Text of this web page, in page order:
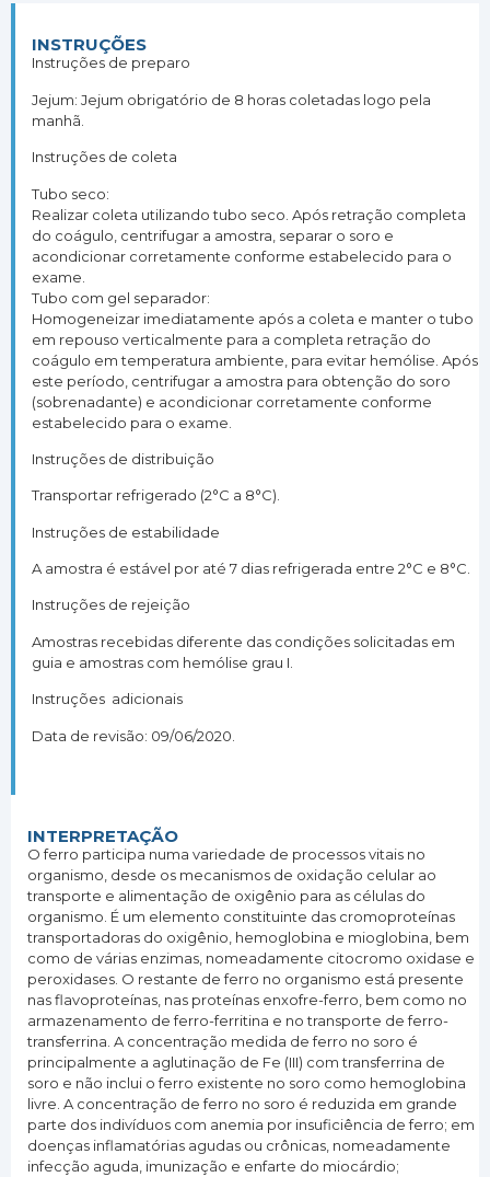
INSTRUÇÕES
Instruções de preparo
Jejum: Jejum obrigatório de 8 horas coletadas logo pela
manhã.
Instruções de coleta
Tubo seco:
Realizar coleta utilizando tubo seco. Após retração completa
do coágulo, centrifugar a amostra, separar o soro e
acondicionar corretamente conforme estabelecido para o
exame.
Tubo com gel separador:
Homogeneizar imediatamente após a coleta e manter o tubo
em repouso verticalmente para a completa retração do
coágulo em temperatura ambiente, para evitar hemólise. Após
este período, centrifugar a amostra para obtenção do soro
(sobrenadante) e acondicionar corretamente conforme
estabelecido para o exame.
Instruções de distribuição
Transportar refrigerado (2°C a 8°C).
Instruções de estabilidade
A amostra é estável por até 7 dias refrigerada entre 2°C e 8°C.
Instruções de rejeição
Amostras recebidas diferente das condições solicitadas em
guia e amostras com hemólise grau I.
Instruções adicionais
Data de revisão: 09/06/2020.
INTERPRETAÇÃO
O ferro participa numa variedade de processos vitais no
organismo, desde os mecanismos de oxidação celular ao
transporte e alimentação de oxigênio para as células do
organismo. É um elemento constituinte das cromoproteínas
transportadoras do oxigênio, hemoglobina e mioglobina, bem
como de várias enzimas, nomeadamente citocromo oxidase e
peroxidases. O restante de ferro no organismo está presente
nas flavoproteínas, nas proteínas enxofre-ferro, bem como no
armazenamento de ferro-ferritina e no transporte de ferro-
transferrina. A concentração medida de ferro no soro é
principalmente a aglutinação de Fe (III) com transferrina de
soro e não inclui o ferro existente no soro como hemoglobina
livre. A concentração de ferro no soro é reduzida em grande
parte dos indivíduos com anemia por insuficiência de ferro; em
doenças inflamatórias agudas ou crônicas, nomeadamente
infecção aguda, imunização e enfarte do miocárdio;